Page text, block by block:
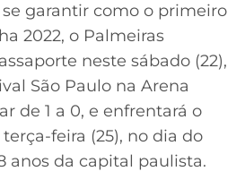
autor
se garantir como o primeiro
2022, o Palmeiras
neste sábado (22),
São Paulo na Arena
de 1 a 0, e enfrentará o
feira (25), no dia do
anos da capital paulista.